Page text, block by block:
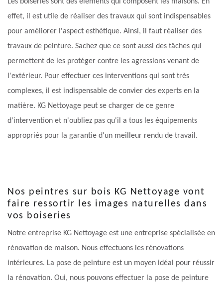
Les boiseries sont des éléments qui composent les maisons. En
effet, il est utile de réaliser des travaux qui sont indispensables
pour améliorer l'aspect esthétique. Ainsi, il faut réaliser des
travaux de peinture. Sachez que ce sont aussi des tâches qui
permettent de les protéger contre les agressions venant de
l'extérieur. Pour effectuer ces interventions qui sont très
complexes, il est indispensable de convier des experts en la
matière. KG Nettoyage peut se charger de ce genre
d'intervention et n'oubliez pas qu'il a tous les équipements
appropriés pour la garantie d'un meilleur rendu de travail.
Nos peintres sur bois KG Nettoyage vont
faire ressortir les images naturelles dans
vos boiseries
Notre entreprise KG Nettoyage est une entreprise spécialisée en
rénovation de maison. Nous effectuons les rénovations
intérieures. La pose de peinture est un moyen idéal pour réussir
la rénovation. Oui, nous pouvons effectuer la pose de peinture